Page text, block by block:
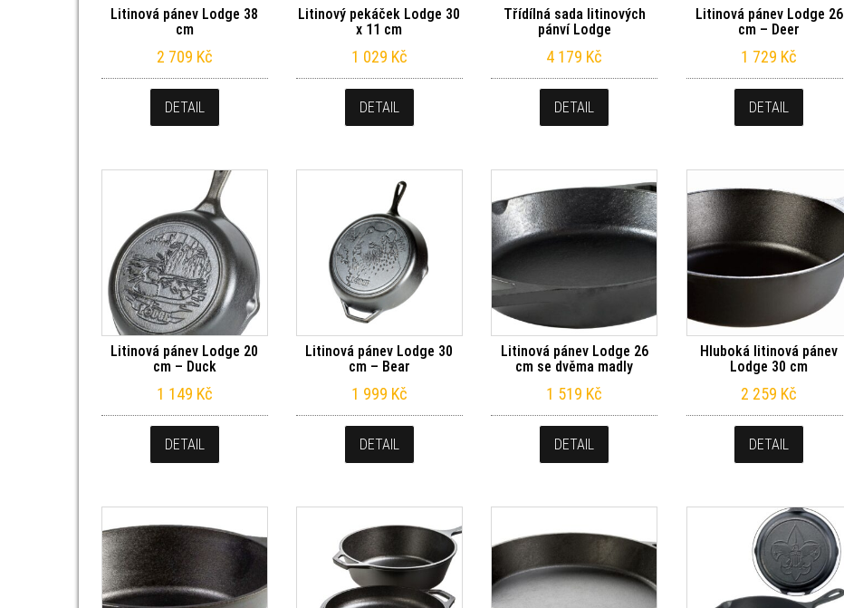
Litinová pánev Lodge 38
cm
2 709 Kč
DETAIL
Litinový pekáček Lodge 30
x 11 cm
1 029 Kč
DETAIL
Třídílná sada litinových
pánví Lodge
4 179 Kč
DETAIL
Litinová pánev Lodge 26
cm – Deer
1 729 Kč
DETAIL
Litinová pánev Lodge 20
cm – Duck
1 149 Kč
DETAIL
Litinová pánev Lodge 30
cm – Bear
1 999 Kč
DETAIL
Litinová pánev Lodge 26
cm se dvěma madly
1 519 Kč
DETAIL
Hluboká litinová pánev
Lodge 30 cm
2 259 Kč
DETAIL